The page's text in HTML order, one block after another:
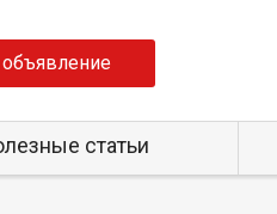
статьи